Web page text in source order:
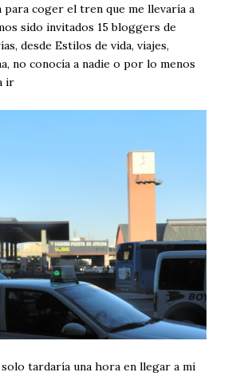
para coger el tren que me llevaría a
sido invitados 15 bloggers de
desde Estilos de vida, viajes,
no conocía a nadie o por lo menos
ir
tardaría una hora en llegar a mi